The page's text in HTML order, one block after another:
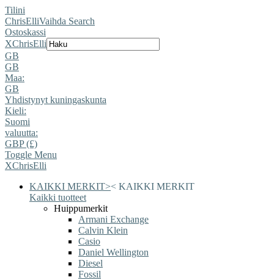
Tilini
ChrisElliVaihda Search
Ostoskassi
XChrisElli
GB
GB
Maa:
GB
Yhdistynyt kuningaskunta
Kieli:
Suomi
valuutta:
GBP (£)
Toggle Menu
XChrisElli
KAIKKI MERKIT>< KAIKKI MERKIT
Kaikki tuotteet
Huippumerkit
Armani Exchange
Calvin Klein
Casio
Daniel Wellington
Diesel
Fossil